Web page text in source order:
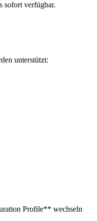
sofort verfügbar.
unterstützt:
Profile** wechseln